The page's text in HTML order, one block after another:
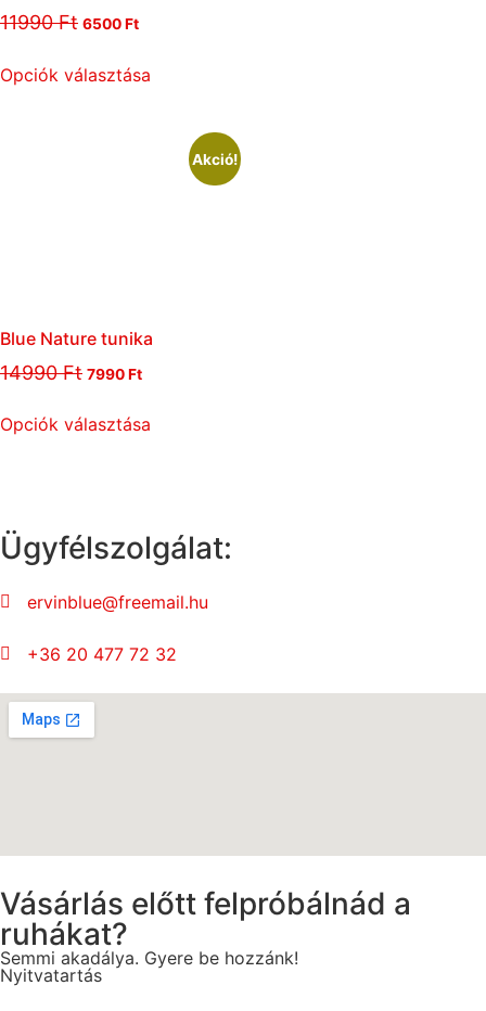
11990Ft 6500Ft
Opciók választása
Akció!
Blue Nature tunika
14990Ft 7990Ft
Opciók választása
Ügyfélszolgálat:
ervinblue@freemail.hu
+36 20 477 72 32
Vásárlás előtt felpróbálnád a
ruhákat?
Semmi akadálya. Gyere be hozzánk!
Nyitvatartás